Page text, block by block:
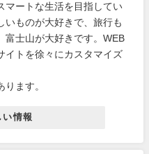
マートな生活を目指してい
いものが大好きで、旅行も
富士山が大好きです。WEB
イトを徐々にカスタマイズ
ます。
い情報